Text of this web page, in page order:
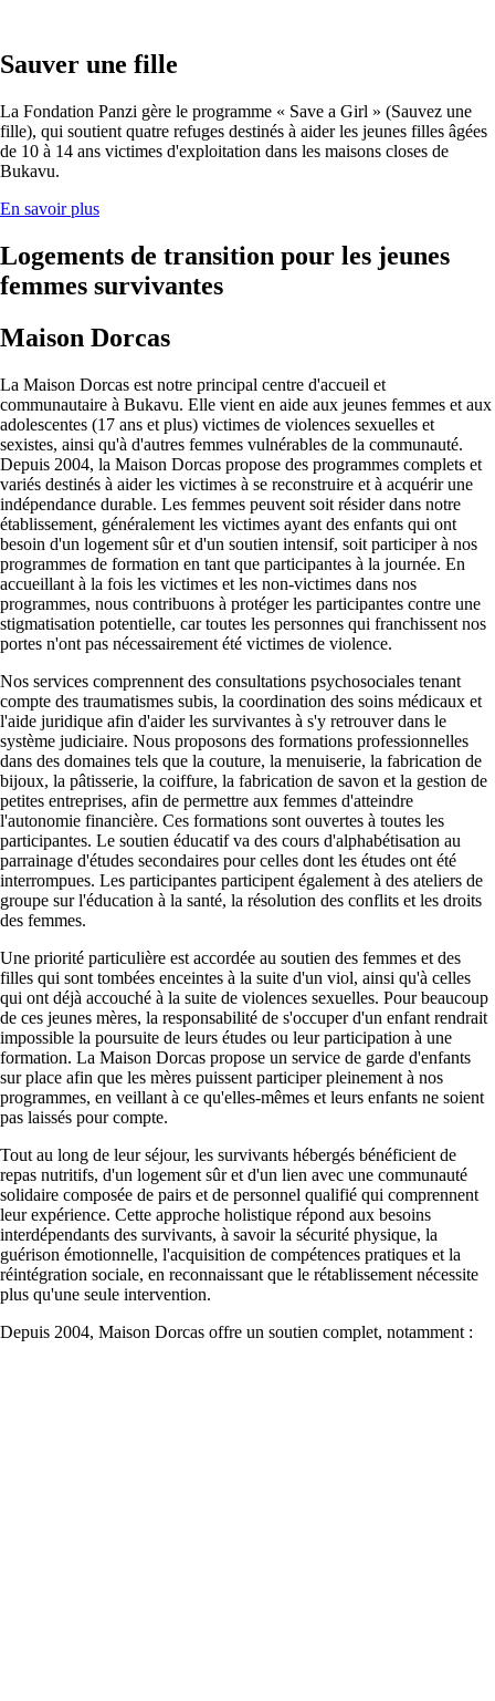
Sauver une fille
La Fondation Panzi gère le programme « Save a Girl » (Sauvez une
fille), qui soutient quatre refuges destinés à aider les jeunes filles âgées
de 10 à 14 ans victimes d'exploitation dans les maisons closes de
Bukavu.
En savoir plus
Logements de transition pour les jeunes
femmes survivantes
Maison Dorcas
La Maison Dorcas est notre principal centre d'accueil et
communautaire à Bukavu. Elle vient en aide aux jeunes femmes et aux
adolescentes (17 ans et plus) victimes de violences sexuelles et
sexistes, ainsi qu'à d'autres femmes vulnérables de la communauté.
Depuis 2004, la Maison Dorcas propose des programmes complets et
variés destinés à aider les victimes à se reconstruire et à acquérir une
indépendance durable. Les femmes peuvent soit résider dans notre
établissement, généralement les victimes ayant des enfants qui ont
besoin d'un logement sûr et d'un soutien intensif, soit participer à nos
programmes de formation en tant que participantes à la journée. En
accueillant à la fois les victimes et les non-victimes dans nos
programmes, nous contribuons à protéger les participantes contre une
stigmatisation potentielle, car toutes les personnes qui franchissent nos
portes n'ont pas nécessairement été victimes de violence.
Nos services comprennent des consultations psychosociales tenant
compte des traumatismes subis, la coordination des soins médicaux et
l'aide juridique afin d'aider les survivantes à s'y retrouver dans le
système judiciaire. Nous proposons des formations professionnelles
dans des domaines tels que la couture, la menuiserie, la fabrication de
bijoux, la pâtisserie, la coiffure, la fabrication de savon et la gestion de
petites entreprises, afin de permettre aux femmes d'atteindre
l'autonomie financière. Ces formations sont ouvertes à toutes les
participantes. Le soutien éducatif va des cours d'alphabétisation au
parrainage d'études secondaires pour celles dont les études ont été
interrompues. Les participantes participent également à des ateliers de
groupe sur l'éducation à la santé, la résolution des conflits et les droits
des femmes.
Une priorité particulière est accordée au soutien des femmes et des
filles qui sont tombées enceintes à la suite d'un viol, ainsi qu'à celles
qui ont déjà accouché à la suite de violences sexuelles. Pour beaucoup
de ces jeunes mères, la responsabilité de s'occuper d'un enfant rendrait
impossible la poursuite de leurs études ou leur participation à une
formation. La Maison Dorcas propose un service de garde d'enfants
sur place afin que les mères puissent participer pleinement à nos
programmes, en veillant à ce qu'elles-mêmes et leurs enfants ne soient
pas laissés pour compte.
Tout au long de leur séjour, les survivants hébergés bénéficient de
repas nutritifs, d'un logement sûr et d'un lien avec une communauté
solidaire composée de pairs et de personnel qualifié qui comprennent
leur expérience. Cette approche holistique répond aux besoins
interdépendants des survivants, à savoir la sécurité physique, la
guérison émotionnelle, l'acquisition de compétences pratiques et la
réintégration sociale, en reconnaissant que le rétablissement nécessite
plus qu'une seule intervention.
Depuis 2004, Maison Dorcas offre un soutien complet, notamment :